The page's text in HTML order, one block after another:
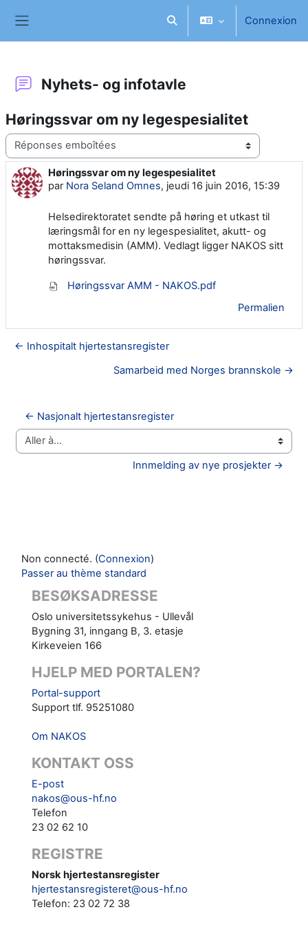
Activer/désactiver la saisie
Connexion
Nyhets- og infotavle
Høringssvar om ny legespesialitet
Type d’affichage
Høringssvar om ny legespesialitet
par Nora Seland Omnes, jeudi 16 juin 2016, 15:39
Nombre de réponses : 0
Helsedirektoratet sendte på høring et utkast til
læringsmål for en ny legespesialitet, akutt- og
mottaksmedisin (AMM). Vedlagt ligger NAKOS sitt
høringssvar.
Høringssvar AMM - NAKOS.pdf
Permalien
← Inhospitalt hjertestansregister
Samarbeid med Norges brannskole →
← Nasjonalt hjertestansregister
Aller à…
Innmelding av nye prosjekter →
Non connecté. (Connexion)
Passer au thème standard
BESØKSADRESSE
Oslo universitetssykehus - Ullevål
Bygning 31, inngang B, 3. etasje
Kirkeveien 166
HJELP MED PORTALEN?
Portal-support
Support tlf. 95251080
Om NAKOS
KONTAKT OSS
E-post
nakos@ous-hf.no
Telefon
23 02 62 10
REGISTRE
Norsk hjertestansregister
hjertestansregisteret@ous-hf.no
Telefon: 23 02 72 38